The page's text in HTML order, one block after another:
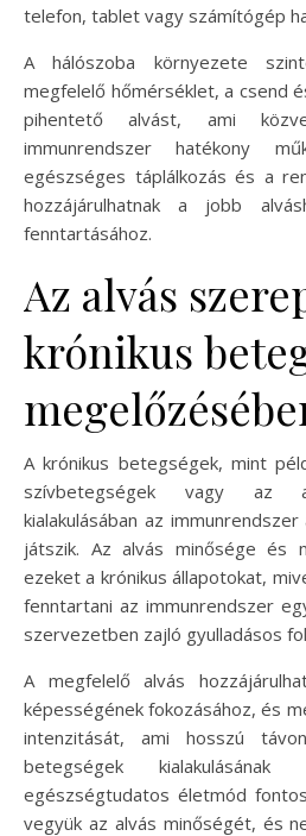
telefon, tablet vagy számítógép
A hálószoba környezete
megfelelő hőmérséklet, a csend
pihentető alvást, ami
immunrendszer hatékony
egészséges táplálkozás és a
hozzájárulhatnak a jobb
fenntartásához.
Az alvás
krónikus
A krónikus betegségek, mint
szívbetegségek vagy az
kialakulásában az
játszik. Az alvás minősége és
ezeket a krónikus állapotokat,
fenntartani az immunrendszer
szervezetben zajló gyulladásos
A megfelelő alvás
képességének fokozásához, és
intenzitását, ami hosszú
betegségek
egészségtudatos életmód
vegyük az alvás minőségét, és